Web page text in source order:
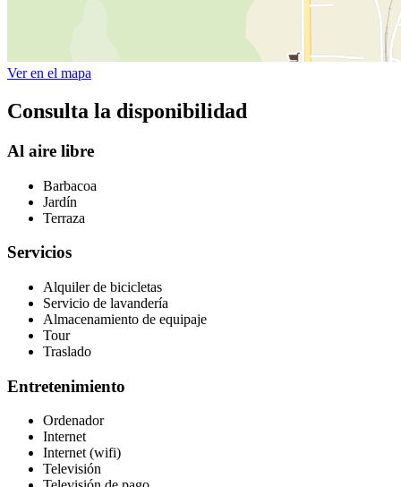
Ver en el mapa
Consulta la disponibilidad
Al aire libre
Barbacoa
Jardín
Terraza
Servicios
Alquiler de bicicletas
Servicio de lavandería
Almacenamiento de equipaje
Tour
Traslado
Entretenimiento
Ordenador
Internet
Internet (wifi)
Televisión